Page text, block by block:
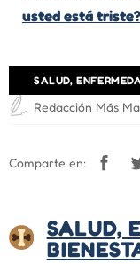
usted está
SALUD,
Redacción Más
Comparte en:
SALUD,